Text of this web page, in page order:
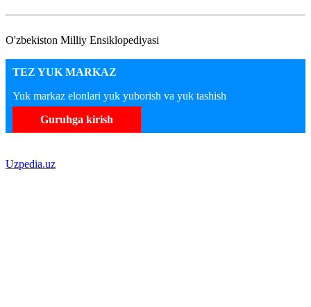
O'zbekiston Milliy Ensiklopediyasi
TEZ YUK MARKAZ
Yuk markaz elonlari yuk yuborish va yuk tashish
Guruhga kirish
Uzpedia.uz